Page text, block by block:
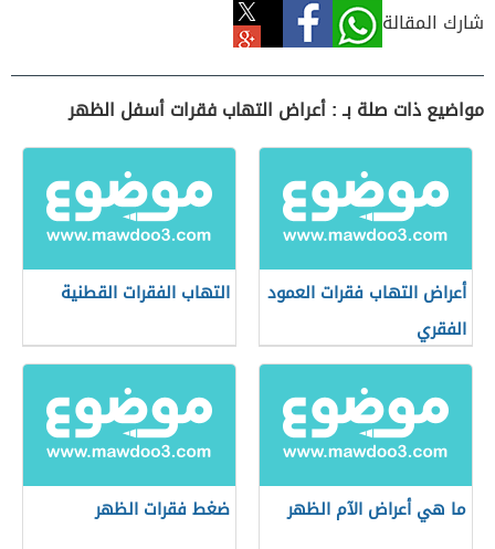
شارك المقالة
مواضيع ذات صلة بـ : أعراض التهاب فقرات أسفل الظهر
أعراض التهاب فقرات العمود
الفقري
التهاب الفقرات القطنية
ما هي أعراض الآم الظهر ضغط فقرات الظهر